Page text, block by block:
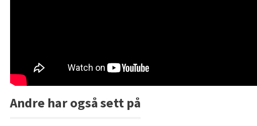
Andre har også sett på